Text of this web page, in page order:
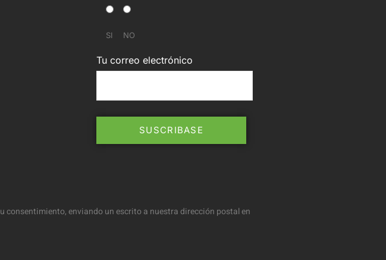
SI NO
Tu correo electrónico
consentimiento, enviando un escrito a nuestra dirección postal en